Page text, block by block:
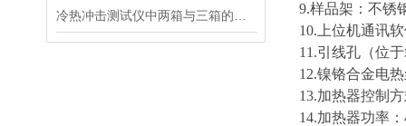
9.样品架：不锈
10. 上位机通讯
11.引线孔（位
12.镍铬合金电
13.加热器控制
14.加热器功率：